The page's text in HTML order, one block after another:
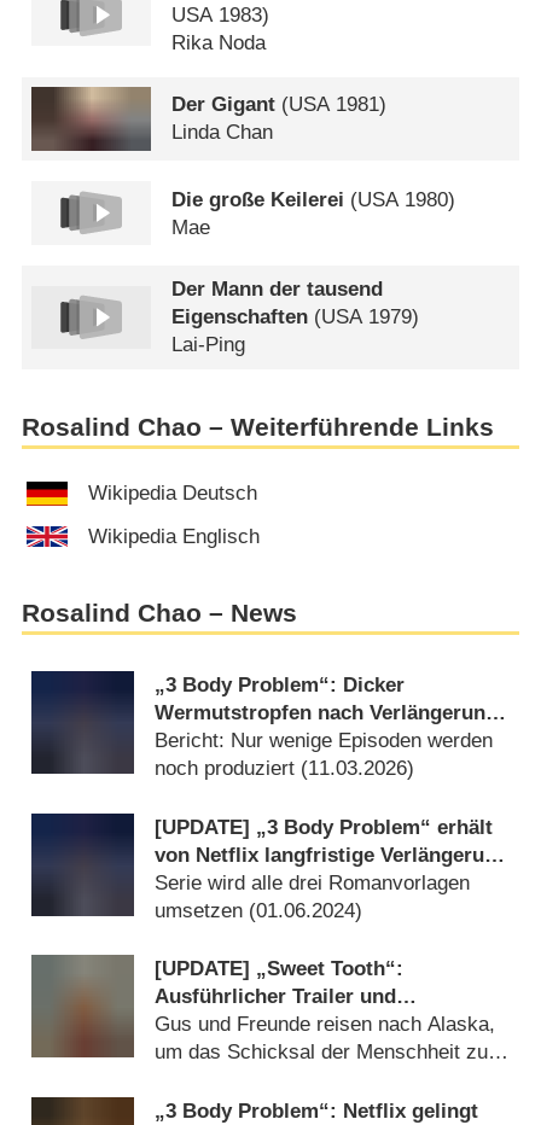
USA 1983)
Rika Noda
Der Gigant (USA1981)
Linda Chan
Die große Keilerei (USA 1980)
Mae
Der Mann der tausend
Eigenschaften (USA1979)
Lai-Ping
Rosalind Chao – Weiterführende Links
Wikipedia Deutsch
Wikipedia Englisch
Rosalind Chao – News
„3 Body Problem“: Dicker
Wermutstropfen nach Verlängerung
der Netflix-Ausnahmeserie?
Bericht: Nur wenige Episoden werden
noch produziert (11.03.2026)
[UPDATE] „3 Body Problem“ erhält
von Netflix langfristige Verlängerung
„bis zum epischen Ende“
Serie wird alle drei Romanvorlagen
umsetzen (01.06.2024)
[UPDATE] „Sweet Tooth“:
Ausführlicher Trailer und
Starttermin zum Serienfinale
Gus und Freunde reisen nach Alaska,
um das Schicksal der Menschheit zu
„3 Body Problem“: Netflix gelingt